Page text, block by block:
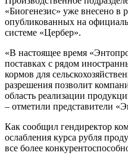
«Биогенезис» уже внесено в
опубликованных на
системе «Цербер».
«В настоящее время
поставках с рядом
кормов для
разрешения позволит
область реализации
– отметили представители
Как сообщил гендиректор
ослабления курса рубля
все более